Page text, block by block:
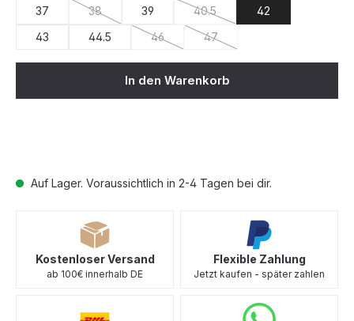
Auf Lager. Voraussichtlich in 2-4 Tagen bei dir.
37 38
(Diese Option ist zurzeit nicht verfügbar.)
39 40.5
(Diese Option ist zurzeit nicht
42
43
44.5 46
(Diese Option ist zurzeit nicht verfügbar.)
47
(Diese Option ist zurzeit nicht
In den Warenkorb
Kostenloser Versand
ab 100€ innerhalb DE
Flexible Zahlung
Jetzt kaufen - später zahlen